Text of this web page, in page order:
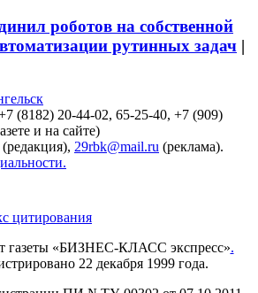
роботов на собственной
рутинных задач |
(8182) 20-44-02, 65-25-40, +7 (909)
и на сайте)
(редакция), 29rbk@mail.ru (реклама).
газеты «БИЗНЕС-КЛАСС экспресс».
22 декабря 1999 года.